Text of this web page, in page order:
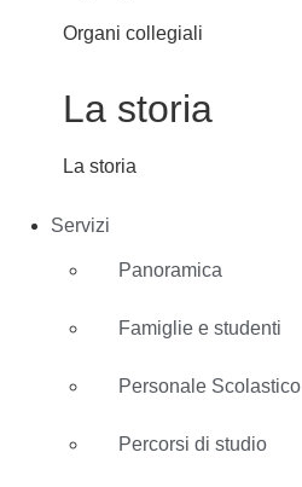
Organi collegiali
La storia
La storia
Servizi
Panoramica
Famiglie e studenti
Personale Scolastico
Percorsi di studio